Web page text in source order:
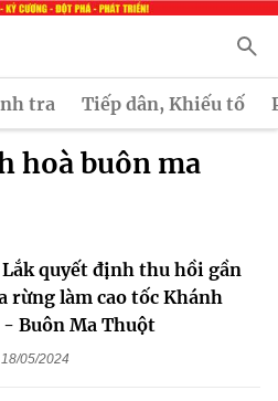
tra Tiếp dân, Khiếu tố
hoà buôn ma
quyết định thu hồi gần
rừng làm cao tốc Khánh
- Buôn Ma Thuột
05/2024